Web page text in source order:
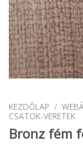
KEZDŐLAP /
CSATOK-VERETEK
Bronz fém